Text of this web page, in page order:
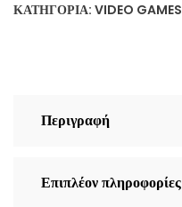
ποσότητα
ΚΑΤΗΓΟΡΊΑ: VIDEO GAMES
Περιγραφή
Επιπλέον πληροφορίες